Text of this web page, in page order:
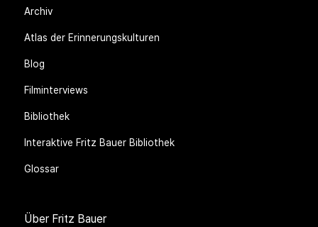
Archiv
Atlas der Erinnerungskulturen
Blog
Filminterviews
Bibliothek
Interaktive Fritz Bauer Bibliothek
Glossar
Über Fritz Bauer